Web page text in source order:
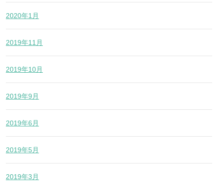
2020年1月
2019年11月
2019年10月
2019年9月
2019年6月
2019年5月
2019年3月